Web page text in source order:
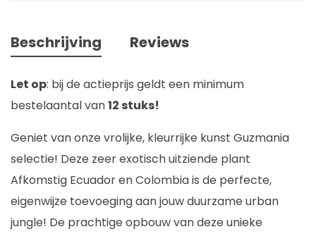
Beschrijving Reviews
Let op: bij de actieprijs geldt een minimum
bestelaantal van12 stuks!
Geniet van onze vrolijke, kleurrijke kunst Guzmania
selectie! Deze zeer exotisch uitziende plant
Afkomstig Ecuador en Colombia is de perfecte,
eigenwijze toevoeging aan jouw duurzame urban
jungle! De prachtige opbouw van deze unieke